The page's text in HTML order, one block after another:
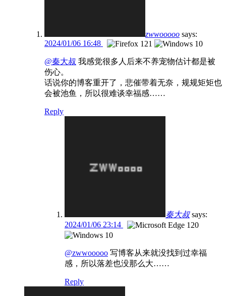
zwwooooo says:
2024/01/06 16:48
@秦大叔 我感觉很多人后来不养宠物估计都是被
伤心。
话说你的博客重开了，悲催带着无奈，规规矩矩也
会被池鱼，所以很难谈幸福感……
Reply
秦大叔 says:
2024/01/06 23:14
@zwwooooo 写博客从来就没找到过幸福
感，所以落差也没那么大……
Reply